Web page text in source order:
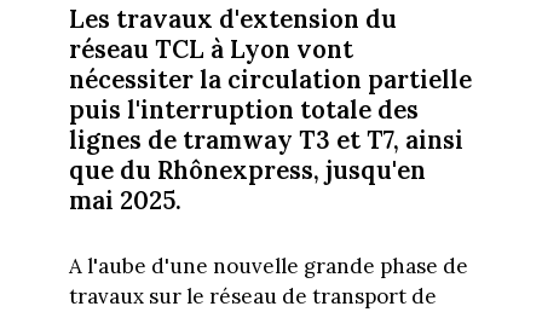
Les travaux d'extension du
réseau TCL à Lyon vont
nécessiter la circulation partielle
puis l'interruption totale des
lignes de tramway T3 et T7, ainsi
que du Rhônexpress, jusqu'en
mai 2025.
A l'aube d'une nouvelle grande phase de
travaux sur le réseau de transport de